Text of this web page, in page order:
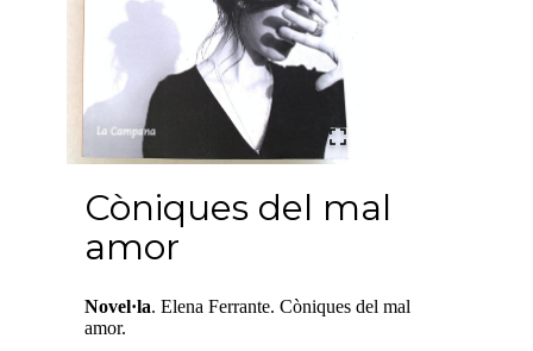
Còniques del mal
amor
Novel·la. Elena Ferrante. Còniques del mal
amor.